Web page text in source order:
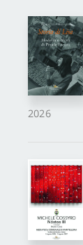
2026